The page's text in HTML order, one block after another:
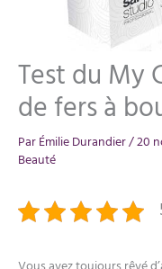
Test du My
de fers à
ParÉmilie Durandier/20
Beauté